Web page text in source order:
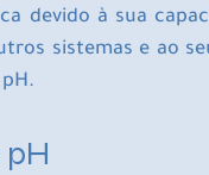
devido à sua
sistemas e ao